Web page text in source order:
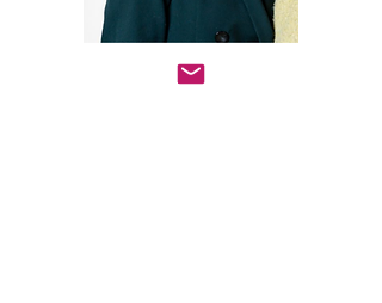
L’experte qui va transformer